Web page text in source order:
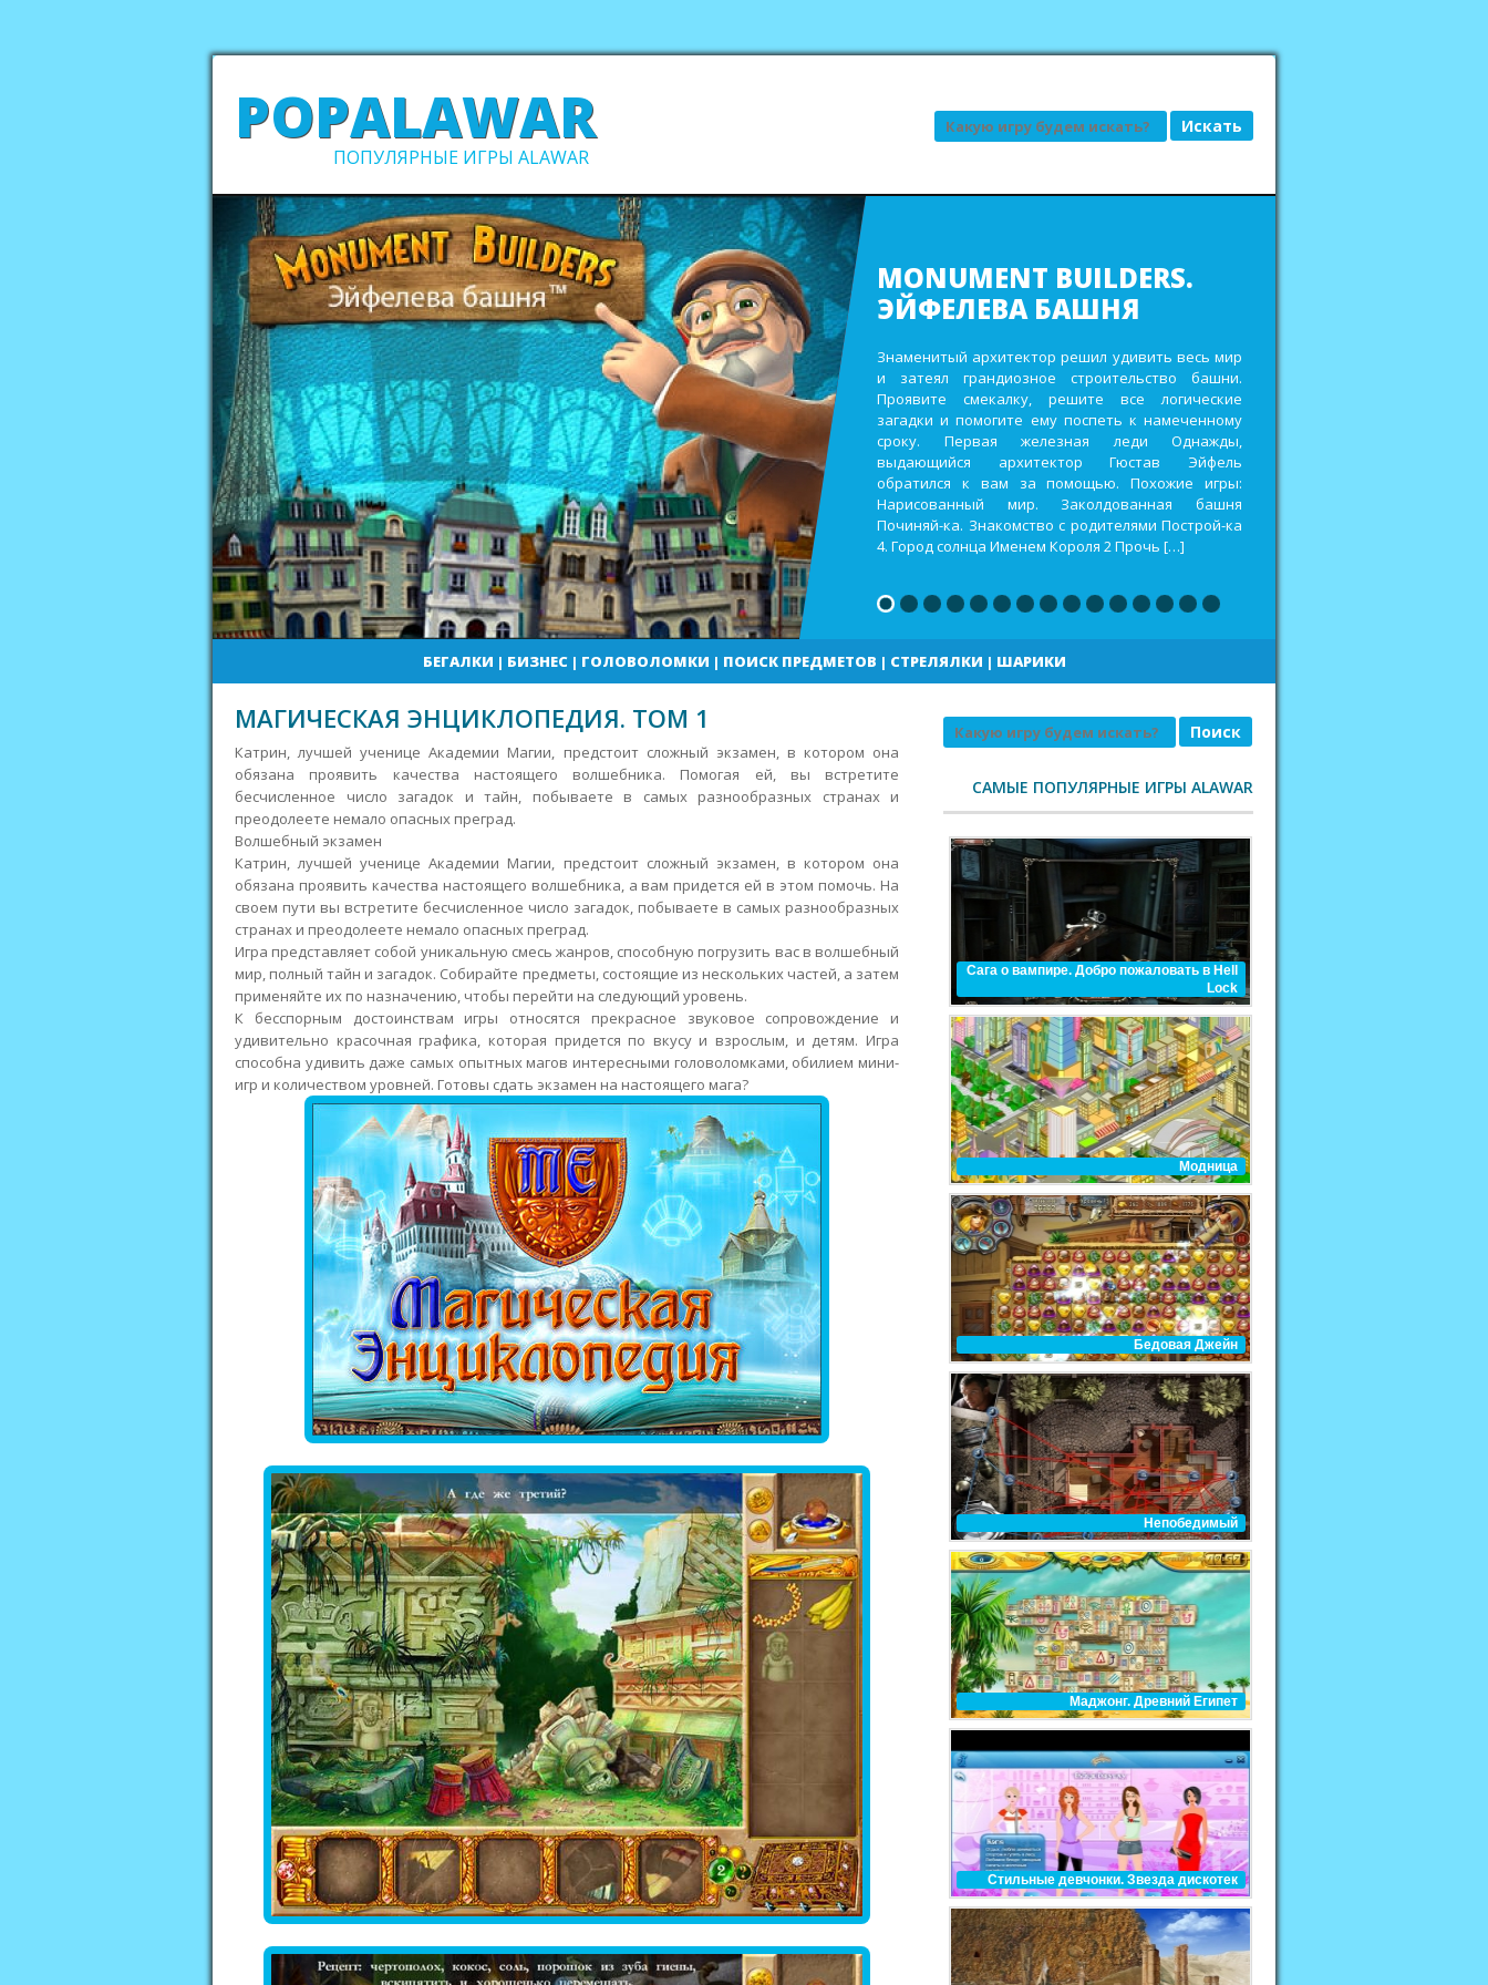
POPALAWAR
ПОПУЛЯРНЫЕ ИГРЫ ALAWAR
Поиск
ВСЕ В САД, ИЛИ ГРЯДКИ
В ПОРЯДКЕ
Выполните просьбы привередливых заказчиков и
заработайте деньги на реставрацию старенькой
виллы. Постройте кладовки для хранения
инвентаря и других полезных ресурсов,
восстановите дорожки и мостики в городских
садах и парках и выиграйте главный приз в
ежегодном садовом фестивале. Похожие игры:
Кекс шоп Как воспитать дракона 2 Построй-ка 4.
Город солнца Веселая ферма. Викинги Повелитель
погоды
БЕГАЛКИ | БИЗНЕС| ГОЛОВОЛОМКИ | ПОИСК ПРЕДМЕТОВ | СТРЕЛЯЛКИ | ШАРИКИ
МАГИЧЕСКАЯ ЭНЦИКЛОПЕДИЯ. ТОМ 1
Катрин, лучшей ученице Академии Магии, предстоит сложный экзамен, в котором она
обязана проявить качества настоящего волшебника. Помогая ей, вы встретите
бесчисленное число загадок и тайн, побываете в самых разнообразных странах и
преодолеете немало опасных преград.
Волшебный экзамен
Катрин, лучшей ученице Академии Магии, предстоит сложный экзамен, в котором она
обязана проявить качества настоящего волшебника, а вам придется ей в этом помочь. На
своем пути вы встретите бесчисленное число загадок, побываете в самых разнообразных
странах и преодолеете немало опасных преград.
Игра представляет собой уникальную смесь жанров, способную погрузить вас в волшебный
мир, полный тайн и загадок. Собирайте предметы, состоящие из нескольких частей, а затем
применяйте их по назначению, чтобы перейти на следующий уровень.
К бесспорным достоинствам игры относятся прекрасное звуковое сопровождение и
удивительно красочная графика, которая придется по вкусу и взрослым, и детям. Игра
способна удивить даже самых опытных магов интересными головоломками, обилием мини-
игр и количеством уровней. Готовы сдать экзамен на настоящего мага?
Поиск
САМЫЕ ПОПУЛЯРНЫЕ ИГРЫ ALAWAR
Сага о вампире. Добро пожаловать в Hell
Lock
Модница
Бедовая Джейн
Непобедимый
Маджонг. Древний Египет
Стильные девчонки. Звезда дискотек